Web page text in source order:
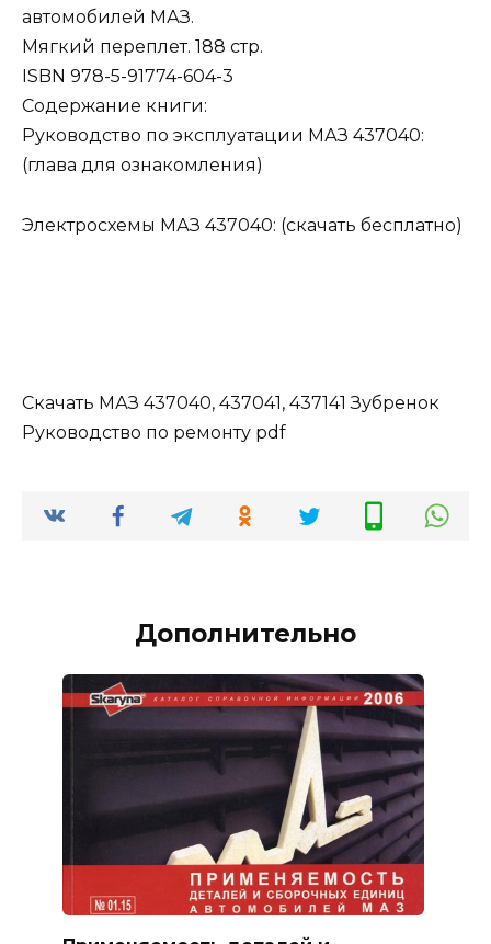
автомобилей МАЗ.
Мягкий переплет. 188 стр.
ISBN 978-5-91774-604-3
Содержание книги:
Руководство по эксплуатации МАЗ 437040:
(глава для ознакомления)
Электросхемы МАЗ 437040: (скачать бесплатно)
Скачать МАЗ 437040, 437041, 437141 Зубренок
Руководство по ремонту pdf
Дополнительно